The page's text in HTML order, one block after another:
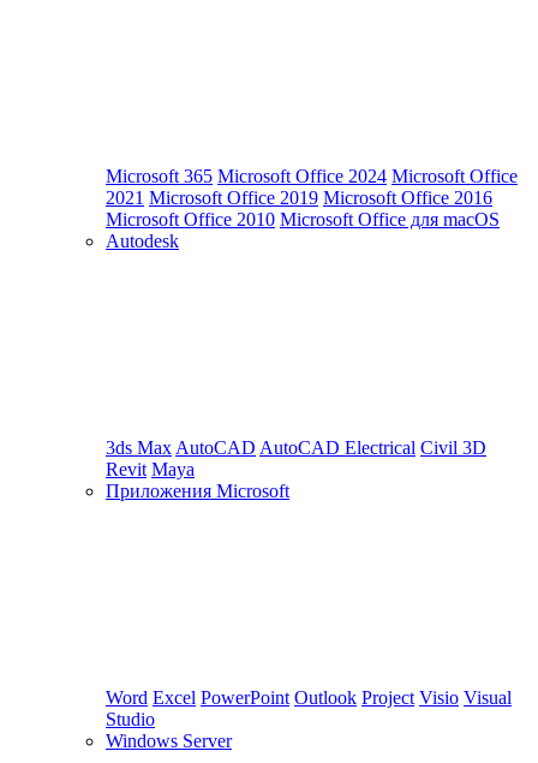
Microsoft 365 Microsoft Office 2024 Microsoft Office
2021 Microsoft Office 2019 Microsoft Office 2016
Microsoft Office 2010 Microsoft Office для macOS
Autodesk
3ds Max AutoCAD AutoCAD Electrical Civil 3D
Revit Maya
Приложения Microsoft
Word Excel PowerPoint Outlook Project Visio Visual
Studio
Windows Server